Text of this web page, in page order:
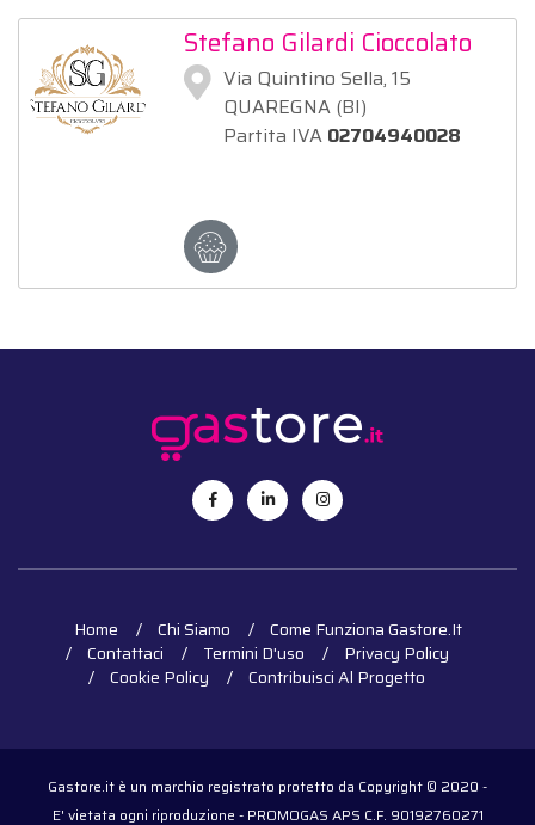
Stefano Gilardi Cioccolato
Via Quintino Sella, 15
QUAREGNA (BI)
Partita IVA 02704940028
Home Chi Siamo
Come Funziona Gastore.it
Contattaci
Termini D'uso
Privacy Policy
Cookie Policy
Contribuisci Al Progetto
Gastore.it è un marchio registrato protetto da Copyright © 2020 -
E' vietata ogni riproduzione - PROMOGAS APS C.F. 90192760271